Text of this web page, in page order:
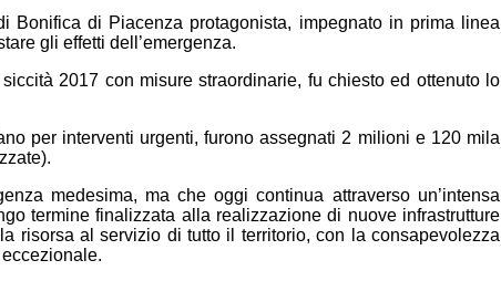
di Piacenza protagonista, impegnato in prima linea
gli effetti dell’emergenza.
2017 con misure straordinarie, fu chiesto ed ottenuto lo
per interventi urgenti, furono assegnati 2 milioni e 120 mila
medesima, ma che oggi continua attraverso un’intensa
termine finalizzata alla realizzazione di nuove infrastrutture
risorsa al servizio di tutto il territorio, con la consapevolezza